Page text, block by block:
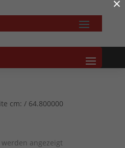
cm: / 64.800000
werden angezeigt